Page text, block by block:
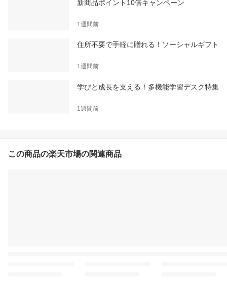
新商品ポイント10倍キャンペーン
1週間前
住所不要で手軽に贈れる！ソーシャルギフト
1週間前
学びと成長を支える！多機能学習デスク特集
1週間前
この商品の楽天市場の関連商品